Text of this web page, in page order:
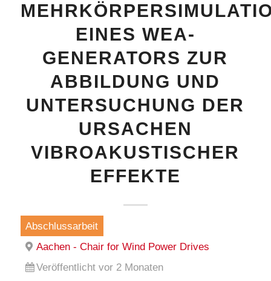
EINES WEA-
GENERATORS ZUR
ABBILDUNG UND
UNTERSUCHUNG DER
URSACHEN
VIBROAKUSTISCHER
EFFEKTE
Abschlussarbeit
Aachen - Chair for Wind Power Drives
Veröffentlicht vor 2 Monaten